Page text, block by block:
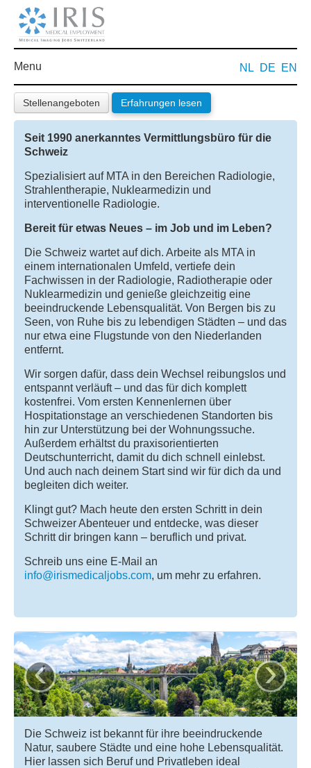
Menu NL DE EN
Stellenangeboten Erfahrungen lesen
Seit 1990 anerkanntes Vermittlungsbüro für die
Schweiz
Spezialisiert auf MTA in den Bereichen Radiologie,
Strahlentherapie, Nuklearmedizin und
interventionelle Radiologie.
Bereit für etwas Neues – im Job und im Leben?
Die Schweiz wartet auf dich. Arbeite als MTA in
einem internationalen Umfeld, vertiefe dein
Fachwissen in der Radiologie, Radiotherapie oder
Nuklearmedizin und genieße gleichzeitig eine
beeindruckende Lebensqualität. Von Bergen bis zu
Seen, von Ruhe bis zu lebendigen Städten – und das
nur etwa eine Flugstunde von den Niederlanden
entfernt.
Wir sorgen dafür, dass dein Wechsel reibungslos und
entspannt verläuft – und das für dich komplett
kostenfrei. Vom ersten Kennenlernen über
Hospitationstage an verschiedenen Standorten bis
hin zur Unterstützung bei der Wohnungssuche.
Außerdem erhältst du praxisorientierten
Deutschunterricht, damit du dich schnell einlebst.
Und auch nach deinem Start sind wir für dich da und
begleiten dich weiter.
Klingt gut? Mach heute den ersten Schritt in dein
Schweizer Abenteuer und entdecke, was dieser
Schritt dir bringen kann – beruflich und privat.
Schreib uns eine E-Mail an
info@irismedicaljobs.com, um mehr zu erfahren.
‹ ›
Die Schweiz ist bekannt für ihre beeindruckende
Natur, saubere Städte und eine hohe Lebensqualität.
Hier lassen sich Beruf und Privatleben ideal